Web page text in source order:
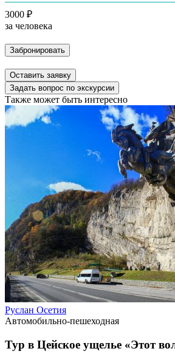
3000 ₽
за человека
Забронировать
Оставить заявку
Задать вопрос по экскурсии
Также может быть интересно
Руслан Осетия
Автомобильно-пешеходная
Тур в Цейское ущелье «Этот